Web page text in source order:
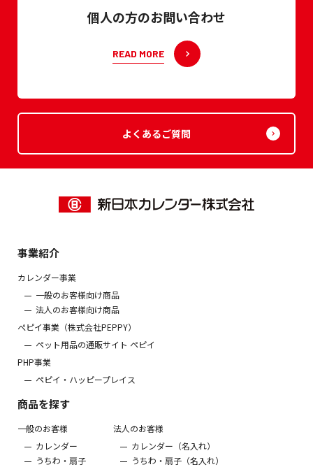
個人の方のお問い合わせ
READ MORE
よくあるご質問
事業紹介
カレンダー事業
一般のお客様向け商品
法人のお客様向け商品
ぺピイ事業（株式会社PEPPY）
ペット用品の通販サイト ペピイ
PHP事業
ペピイ・ハッピープレイス
商品を探す
一般のお客様
カレンダー
うちわ・扇子
法人のお客様
カレンダー（名入れ）
うちわ・扇子（名入れ）